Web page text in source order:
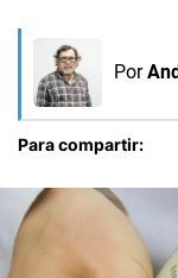
Por
Para compartir: